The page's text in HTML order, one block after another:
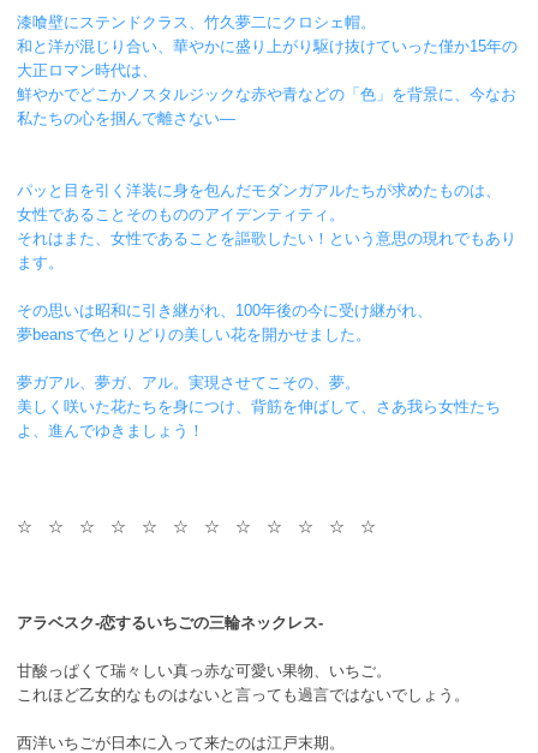
漆喰壁にステンドクラス、竹久夢二にクロシェ帽。
和と洋が混じり合い、華やかに盛り上がり駆け抜けていった僅か15年の
大正ロマン時代は、
鮮やかでどこかノスタルジックな赤や青などの「色」を背景に、今なお
私たちの心を掴んで離さない―
パッと目を引く洋装に身を包んだモダンガアルたちが求めたものは、
女性であることそのもののアイデンティティ。
それはまた、女性であることを謳歌したい！という意思の現れでもあり
ます。
その思いは昭和に引き継がれ、100年後の今に受け継がれ、
夢beansで色とりどりの美しい花を開かせました。
夢ガアル、夢ガ、アル。実現させてこその、夢。
美しく咲いた花たちを身につけ、背筋を伸ばして、さあ我ら女性たち
よ、進んでゆきましょう！
☆ ☆ ☆ ☆ ☆ ☆ ☆ ☆ ☆ ☆ ☆ ☆
アラベスク-恋するいちごの三輪ネックレス-
甘酸っぱくて瑞々しい真っ赤な可愛い果物、いちご。
これほど乙女的なものはないと言っても過言ではないでしょう。
西洋いちごが日本に入って来たのは江戸末期。